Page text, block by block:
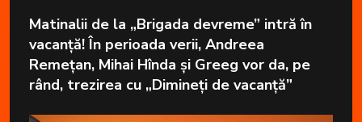
Matinalii de la „Brigada devreme” intră în
vacanță! În perioada verii, Andreea
Remețan, Mihai Hînda și Greeg vor da, pe
rând, trezirea cu „Dimineți de vacanță”